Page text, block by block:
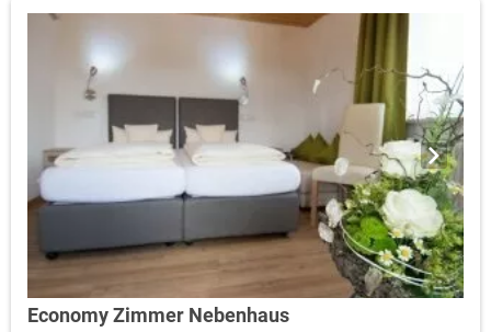
Economy Zimmer Nebenhaus